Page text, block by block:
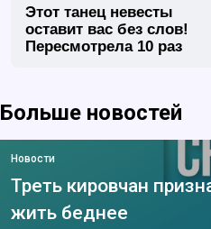
Этот танец невесты
оставит вас без слов!
Пересмотрела 10 раз
Больше новостей
Новости
Треть кировчан
жить беднее